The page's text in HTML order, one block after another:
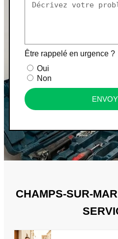
Être rappelé en urgence ?
Oui
Non
CHAMPS-SUR-